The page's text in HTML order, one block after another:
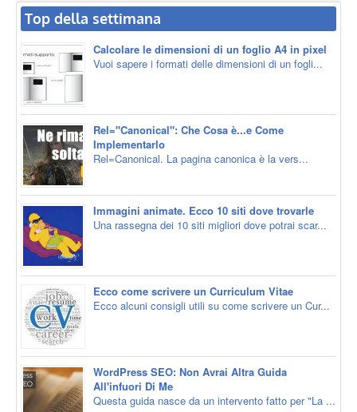
Top della settimana
Calcolare le dimensioni di un foglio A4 in pixel
Vuoi sapere i formati delle dimensioni di un fogli...
Rel="Canonical": Che Cosa è...e Come
Implementarlo
Rel=Canonical. La pagina canonica è la vers...
Immagini animate. Ecco 10 siti dove trovarle
Una rassegna dei 10 siti migliori dove potrai scar...
Ecco come scrivere un Curriculum Vitae
Ecco alcuni consigli utili su come scrivere un Cur...
WordPress SEO: Non Avrai Altra Guida
All'infuori Di Me
Questa guida nasce da un intervento fatto per "La ...